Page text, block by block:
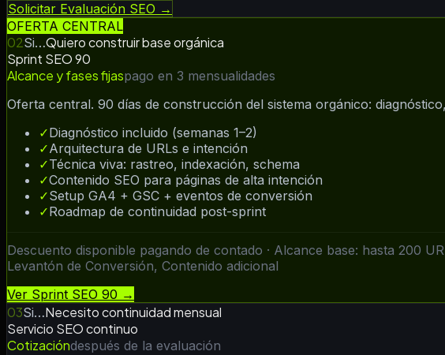
Solicitar Evaluación SEO →
OFERTA CENTRAL
02Si…Quiero construir base orgánica
Sprint SEO 90
Alcance y fases fijaspago en 3 mensualidades
Oferta central. 90 días de construcción del sistema orgánico:
✓Diagnóstico incluido (semanas 1–2)
✓Arquitectura de URLs e intención
✓Técnica viva: rastreo, indexación, schema
✓Contenido SEO para páginas de alta intención
✓Setup GA4 + GSC + eventos de conversión
✓Roadmap de continuidad post-sprint
Descuento disponible pagando de contado · Alcance base: hasta 200
Levantón de Conversión, Contenido adicional
Ver Sprint SEO 90 →
03Si…Necesito continuidad mensual
Servicio SEO continuo
Cotizacióndespués de la evaluación